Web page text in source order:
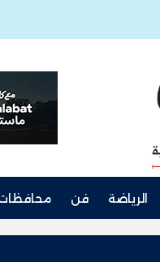
الرياضة فن